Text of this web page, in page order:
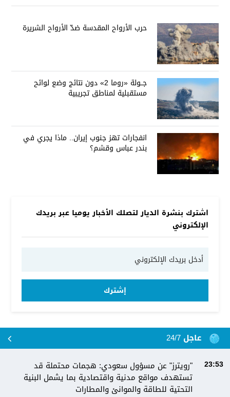
حرب الأرواح المقدسة ضدّ الأرواح الشريرة
جــولة «روما 2» دون نتائج وضع لوائح
مستقبلية لمناطق تجريبية
انفجارات تهز جنوب إيران.. ماذا يجري في
بندر عباس وقشم؟
اشترك بنشرة الديار لتصلك الأخبار يوميا عبر بريدك
الإلكتروني
إشترك
عاجل 24/7
23:53
"رويترز" عن مسؤول سعودي: هجمات محتملة قد
تستهدف مواقع مدنية واقتصادية بما يشمل البنية
التحتية للطاقة والموانئ والمطارات